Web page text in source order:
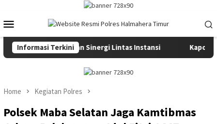
content
Mobile
Menu
Informasi Terkini
Kesiapsiagaan dan Sinergi Lintas Instansi Kapolres
Home Kegiatan Polres
Polsek Maba Selatan Jaga Kamtibmas